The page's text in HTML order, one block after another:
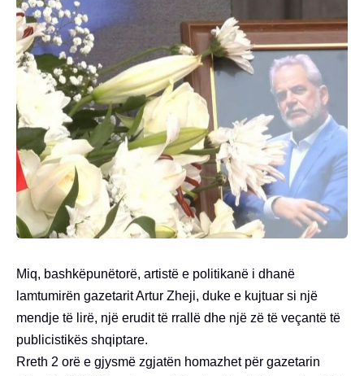
Miq, bashkëpunëtorë, artistë e politikanë i dhanë
lamtumirën gazetarit Artur Zheji, duke e kujtuar si një
mendje të lirë, një erudit të rrallë dhe një zë të veçantë të
publicistikës shqiptare.
Rreth 2 orë e gjysmë zgjatën homazhet për gazetarin